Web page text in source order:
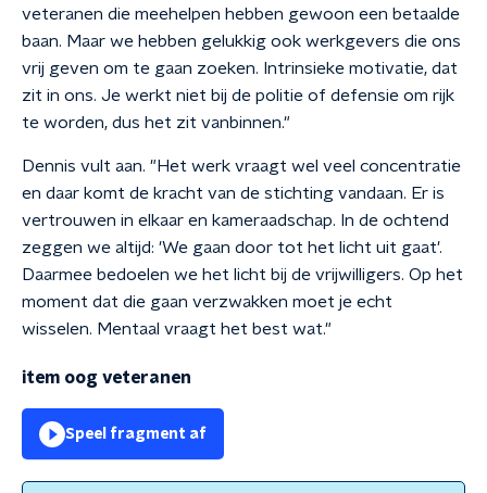
veteranen die meehelpen hebben gewoon een betaalde
baan. Maar we hebben gelukkig ook werkgevers die ons
vrij geven om te gaan zoeken. Intrinsieke motivatie, dat
zit in ons. Je werkt niet bij de politie of defensie om rijk
te worden, dus het zit vanbinnen."
Dennis vult aan. "Het werk vraagt wel veel concentratie
en daar komt de kracht van de stichting vandaan. Er is
vertrouwen in elkaar en kameraadschap. In de ochtend
zeggen we altijd: 'We gaan door tot het licht uit gaat'.
Daarmee bedoelen we het licht bij de vrijwilligers. Op het
moment dat die gaan verzwakken moet je echt
wisselen. Mentaal vraagt het best wat."
item oog veteranen
Speel fragment af